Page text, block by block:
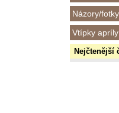
Názory/
Vtípky apríly
Nejčtenější